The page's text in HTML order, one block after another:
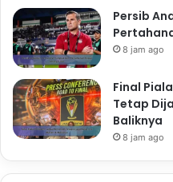
Persib
8 jam ago
Final
Tetap
Baliknya
8 jam ago